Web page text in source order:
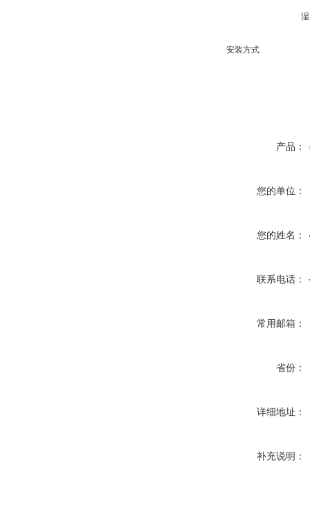
湿
安装方式
产品：
您的单位：
您的姓名：
联系电话：
常用邮箱：
省份：
详细地址：
补充说明：